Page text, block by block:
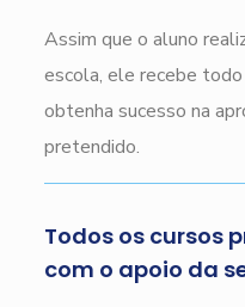
Assim que o aluno
escola, ele recebe
obtenha sucesso na
pretendido.
Todos os cursos
com o apoio da